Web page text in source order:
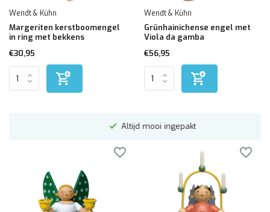
Wendt & Kühn
Margeriten kerstboomengel
in ring met bekkens
€30,95
Wendt & Kühn
Grünhainichense engel met
Viola da gamba
€56,95
Altijd mooi ingepakt